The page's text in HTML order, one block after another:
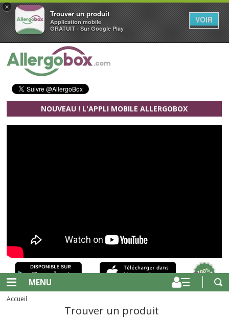
×
Trouver un produit
Application mobile
GRATUIT - Sur Google Play
VOIR
Aller au contenu principal
NOUVEAU ! L'APPLI MOBILE ALLERGOBOX
MENU
Accueil
Trouver un produit